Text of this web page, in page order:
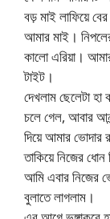
বড় মাই লাফিয়ে
আমার মাই।
কালো এরিয়া।
টাইট।
দেখলাম ছেলেটা
চলে গেল, আবার
দিয়ে আমার ভোদার
তাকিয়ে নিজের
আমি এবার নিজের
বুলাতে লাগলাম।